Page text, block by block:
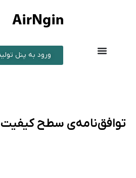
ورود به پنل
توافق‌نامه‌ی سطح